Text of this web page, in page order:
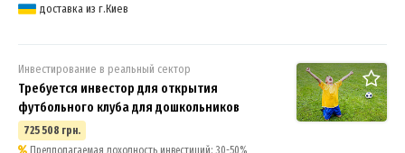
доставка из г.Киев
Инвестирование в реальный сектор
Требуется инвестор для открытия
футбольного клуба для дошкольников
725 508 грн.
Предполагаемая доходность инвестиций: 30-50%